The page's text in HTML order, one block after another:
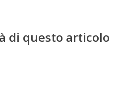
di questo articolo